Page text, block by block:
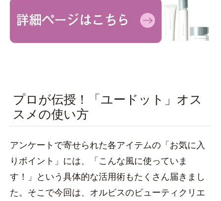
プロが伝授！「ユードット」オス
スメの使い方
アンケートで寄せられた各アイテムの「お気に入
りポイント」には、「こんな風に使っていま
す！」という具体的な活用術もたくさん届きまし
た。そこで今回は、オルビスのビューティクリエ